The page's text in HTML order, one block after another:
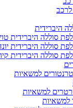
לרכב
היברידית
סוללה היברידית
סוללה היברידית
סוללה היברידית
למשאיות
למשאיות
למשאיות